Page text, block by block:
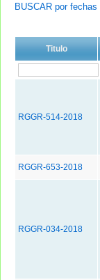
BUSCAR por fechas
Titulo
RGGR-514-2018
RGGR-653-2018
RGGR-034-2018